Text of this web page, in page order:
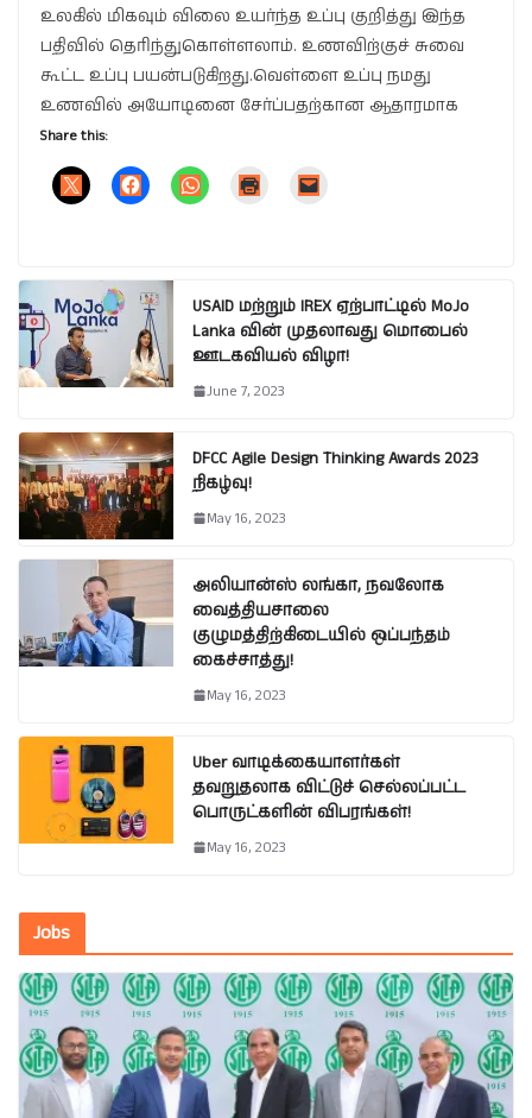
உலகில் மிகவும் விலை உயர்ந்த உப்பு குறித்து இந்த
பதிவில் தெரிந்துகொள்ளலாம். உணவிற்குச் சுவை
கூட்ட உப்பு பயன்படுகிறது.வெள்ளை உப்பு நமது
உணவில் அயோடினை சேர்ப்பதற்கான ஆதாரமாக
Share this:
USAID மற்றும் IREX ஏற்பாட்டில் MoJo
Lanka வின் முதலாவது மொபைல்
ஊடகவியல் விழா!
June 7, 2023
DFCC Agile Design Thinking Awards 2023
நிகழ்வு!
May 16, 2023
அலியான்ஸ் லங்கா, நவலோக
வைத்தியசாலை
குழுமத்திற்கிடையில் ஒப்பந்தம்
கைச்சாத்து!
May 16, 2023
Uber வாடிக்கையாளர்கள்
தவறுதலாக விட்டுச் செல்லப்பட்ட
பொருட்களின் விபரங்கள்!
May 16, 2023
Jobs